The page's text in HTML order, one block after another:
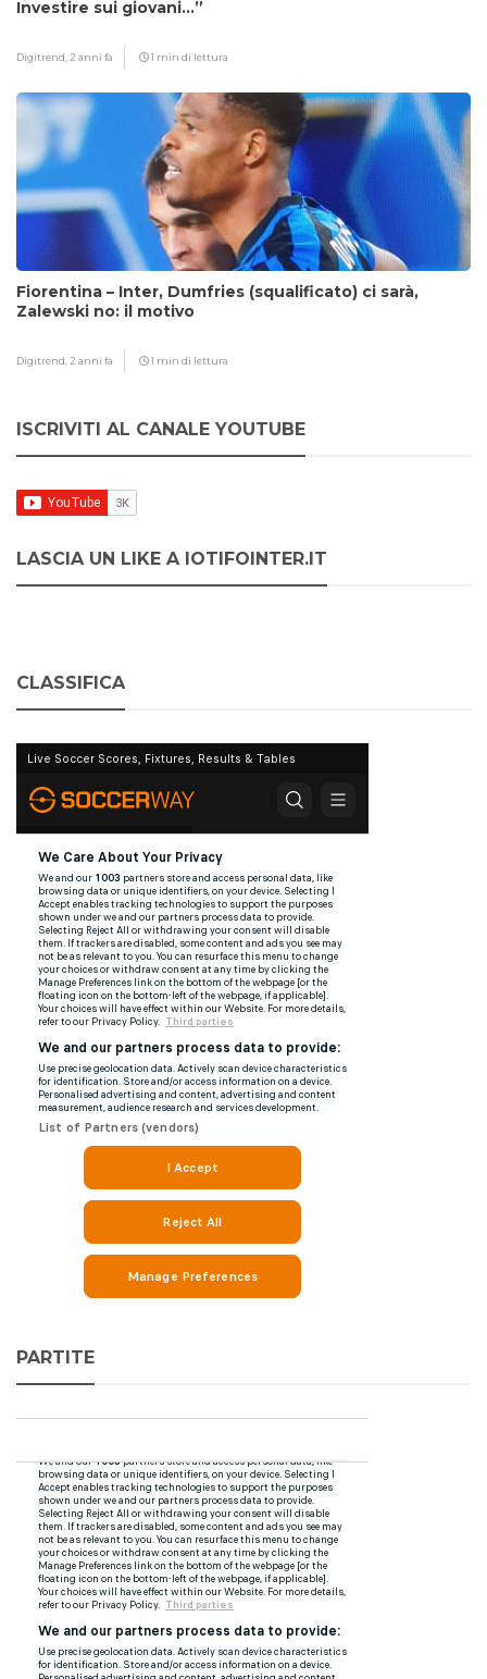
Investire sui giovani…”
Digitrend, 2 anni fa 1 min di lettura
Fiorentina – Inter, Dumfries (squalificato) ci sarà,
Zalewski no: il motivo
Digitrend, 2 anni fa 1 min di lettura
ISCRIVITI AL CANALE YOUTUBE
LASCIA UN LIKE A IOTIFOINTER.IT
CLASSIFICA
PARTITE